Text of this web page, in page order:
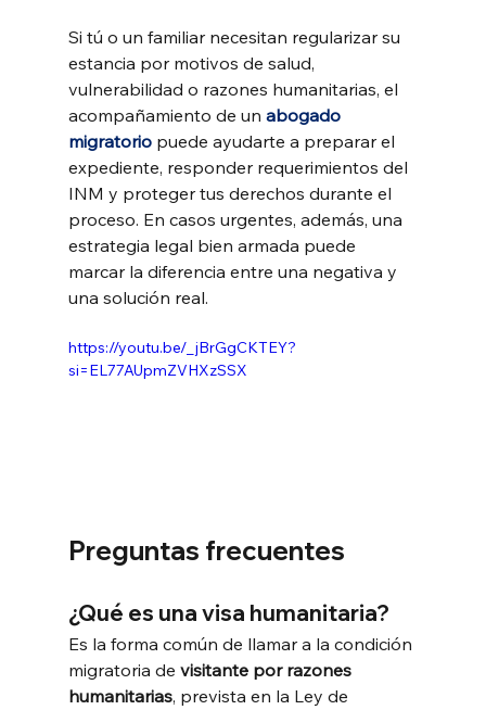
Si tú o un familiar necesitan regularizar su
estancia por motivos de salud,
vulnerabilidad o razones humanitarias, el
acompañamiento de un abogado
migratorio puede ayudarte a preparar el
expediente, responder requerimientos del
INM y proteger tus derechos durante el
proceso. En casos urgentes, además, una
estrategia legal bien armada puede
marcar la diferencia entre una negativa y
una solución real.
https://youtu.be/_jBrGgCKTEY?
si=EL77AUpmZVHXzSSX
Preguntas frecuentes
¿Qué es una visa humanitaria?
Es la forma común de llamar a la condición
migratoria de visitante por razones
humanitarias, prevista en la Ley de